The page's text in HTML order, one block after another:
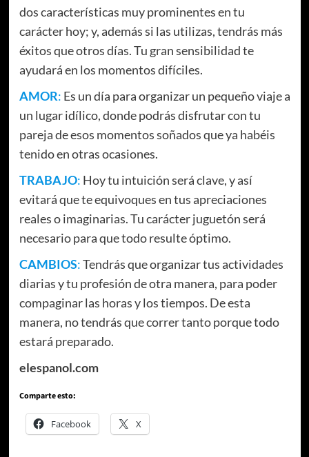
dos características muy prominentes en tu
carácter hoy; y, además si las utilizas, tendrás más
éxitos que otros días. Tu gran sensibilidad te
ayudará en los momentos difíciles.
AMOR: Es un día para organizar un pequeño viaje a
un lugar idílico, donde podrás disfrutar con tu
pareja de esos momentos soñados que ya habéis
tenido en otras ocasiones.
TRABAJO: Hoy tu intuición será clave, y así
evitará que te equivoques en tus apreciaciones
reales o imaginarias. Tu carácter juguetón será
necesario para que todo resulte óptimo.
CAMBIOS:Tendrás que organizar tus actividades
diarias y tu profesión de otra manera, para poder
compaginar las horas y los tiempos. De esta
manera, no tendrás que correr tanto porque todo
estará preparado.
elespanol.com
Comparte esto:
Facebook X